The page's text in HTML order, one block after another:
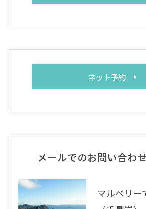
ネット予約
メールでのお問い合わ
マルベリー